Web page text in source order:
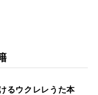
るウクレレうた本